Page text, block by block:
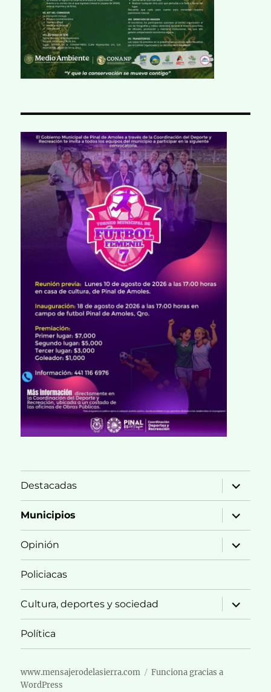
Destacadas
expande
el
menú
inferior
Municipios
expande
el
menú
inferior
Opinión
expande
el
menú
Policiacas
Cultura, deportes y sociedad
expande
el
menú
Política
www.mensajerodelasierra.com
Funciona gracias a
WordPress